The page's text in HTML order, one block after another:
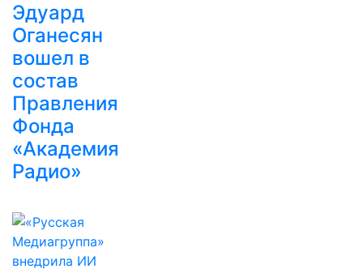
Эдуард
Оганесян
вошел в
состав
Правления
Фонда
«Академия
Радио»